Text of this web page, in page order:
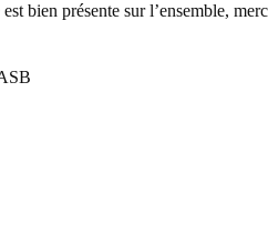
bien présente sur l’ensemble,